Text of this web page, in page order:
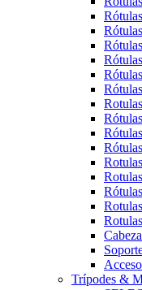
Trípodes &